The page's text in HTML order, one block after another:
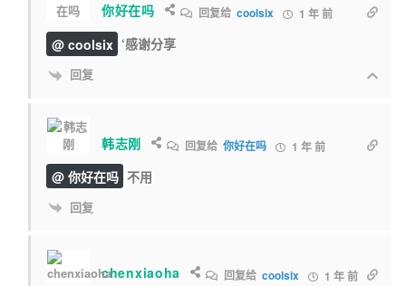
你好在吗 回复给 coolsix 1 年 前
@ coolsix ‘感谢分享
回复
韩志刚 回复给你好在吗 1 年 前
@ 你好在吗 不用
回复
chenxiaoha 回复给 coolsix 1 年 前